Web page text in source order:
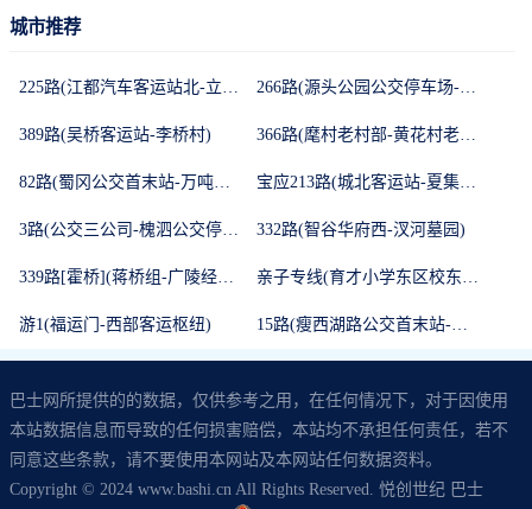
城市推荐
225路(江都汽车客运站北-立新农场) 266路(源头公园公交停车场-江都公交北站)
389路(吴桥客运站-李桥村) 366路(麾村老村部-黄花村老村部)
82路(蜀冈公交首末站-万吨冷链港西北门(扬州水产批发市场)) 宝应213路(城北客运站-夏集客运站)
3路(公交三公司-槐泗公交停车场) 332路(智谷华府西-汊河墓园)
339路[霍桥](蒋桥组-广陵经开区公交首末站) 亲子专线(育才小学东区校东门-广竹苑北门)
游1(福运门-西部客运枢纽) 15路(瘦西湖路公交首末站-公道镇公交首末站)
巴士网所提供的的数据，仅供参考之用，在任何情况下，对于因使用
本站数据信息而导致的任何损害赔偿，本站均不承担任何责任，若不
同意这些条款，请不要使用本网站及本网站任何数据资料。
Copyright © 2024 www.bashi.cn All Rights Reserved. 悦创世纪 巴士